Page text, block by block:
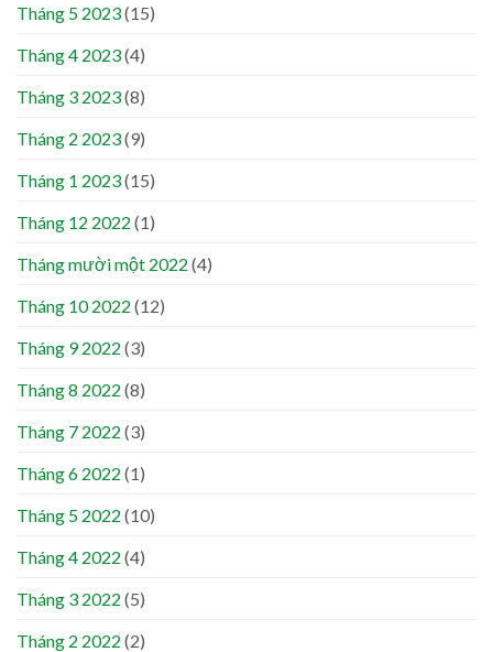
Tháng 5 2023(15)
Tháng 4 2023(4)
Tháng 3 2023(8)
Tháng 2 2023(9)
Tháng 1 2023(15)
Tháng 12 2022 (1)
Tháng mười một 2022 (4)
Tháng 10 2022 (12)
Tháng 9 2022 (3)
Tháng 8 2022 (8)
Tháng 7 2022 (3)
Tháng 6 2022 (1)
Tháng 5 2022 (10)
Tháng 4 2022 (4)
Tháng 3 2022 (5)
Tháng 2 2022 (2)